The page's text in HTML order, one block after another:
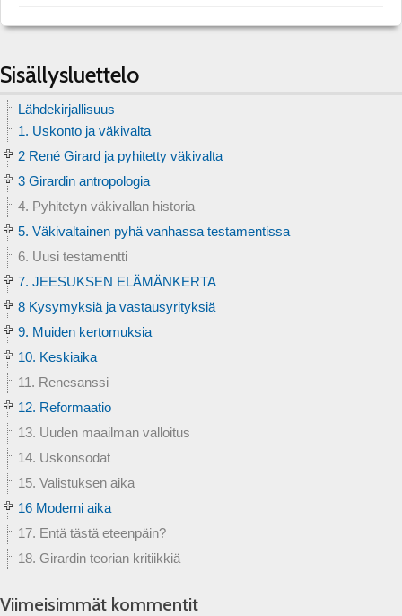
Sisällysluettelo
Lähdekirjallisuus
1. Uskonto ja väkivalta
2 René Girard ja pyhitetty väkivalta
3 Girardin antropologia
4. Pyhitetyn väkivallan historia
5. Väkivaltainen pyhä vanhassa testamentissa
6. Uusi testamentti
7. JEESUKSEN ELÄMÄNKERTA
8 Kysymyksiä ja vastausyrityksiä
9. Muiden kertomuksia
10. Keskiaika
11. Renesanssi
12. Reformaatio
13. Uuden maailman valloitus
14. Uskonsodat
15. Valistuksen aika
16 Moderni aika
17. Entä tästä eteenpäin?
18. Girardin teorian kritiikkiä
Viimeisimmät kommentit